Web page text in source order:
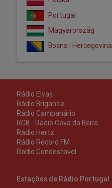
Portugal
Magyarország
Bosna i Hercegovina
Rádio Elvas
Rádio Brigantia
Rádio Campanário
RCB - Radio Cova da Beira
Rádio Hertz
Rádio Record FM
Radio Condestavel
Estações de Rádio Portugal